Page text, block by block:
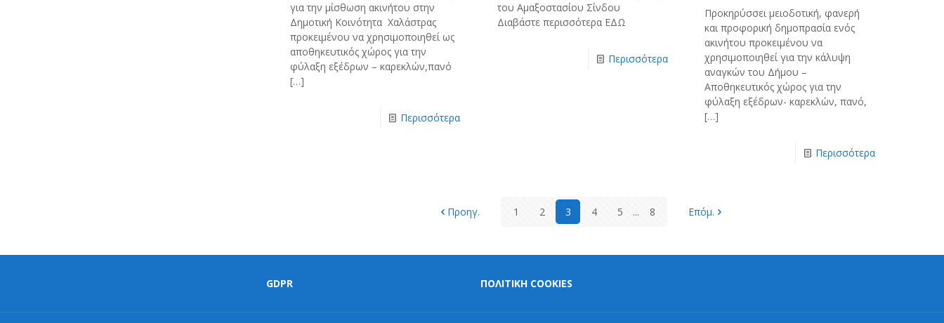
για την μίσθωση ακινήτου στην
Δημοτική Κοινότητα Χαλάστρας
προκειμένου να χρησιμοποιηθεί ως
αποθηκευτικός χώρος για την
φύλαξη εξέδρων – καρεκλών,πανό
[…]
Περισσότερα
του Αμαξοστασίου Σίνδου
Διαβάστε περισσότερα ΕΔΩ
Περισσότερα
Προκηρύσσει μειοδοτική, φανερή
και προφορική δημοπρασία ενός
ακινήτου προκειμένου να
χρησιμοποιηθεί για την κάλυψη
αναγκών του Δήμου –
Αποθηκευτικός χώρος για την
φύλαξη εξέδρων- καρεκλών, πανό,
[…]
Περισσότερα
Προηγ. 1 2 3 4 5 ... 8 Επόμ.
GDPR ΠΟΛΙΤΙΚΗ COOKIES